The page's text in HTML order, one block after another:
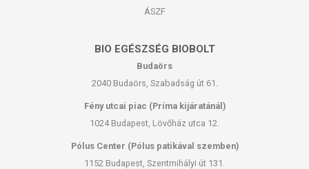
ÁSZF
BIO EGÉSZSÉG BIOBOLT
Budaörs
2040 Budaörs, Szabadság út 61.
Fény utcai piac (Príma kijáratánál)
1024 Budapest, Lövőház utca 12.
Pólus Center (Pólus patikával szemben)
1152 Budapest, Szentmihályi út 131.